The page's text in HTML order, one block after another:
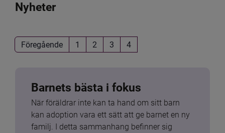
Nyheter
Föregående 1 2 3 4
Barnets bästa i fokus
När föräldrar inte kan ta hand om sitt barn
kan adoption vara ett sätt att ge barnet en ny
familj. I detta sammanhang befinner sig